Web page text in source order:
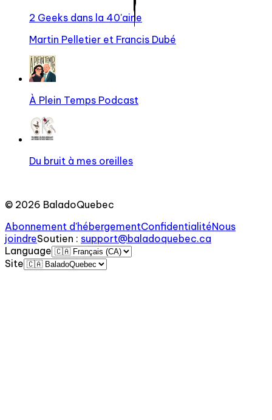
2 Geeks dans la 40'aine
Martin Pelletier et Francis Dubé
À Plein Temps Podcast
Du bruit à mes oreilles
© 2026 BaladoQuebec
Abonnement d'hébergementConfidentialitéNous
joindreSoutien : support@baladoquebec.ca
Language
Site